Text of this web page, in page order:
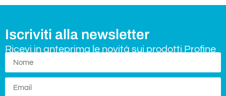
Iscriviti alla newsletter
Ricevi in anteprima le novità sui prodotti Profine